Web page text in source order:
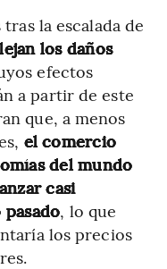
la escalada de
los daños
efectos
a partir de este
que, a menos
el comercio
del mundo
casi
, lo que
los precios